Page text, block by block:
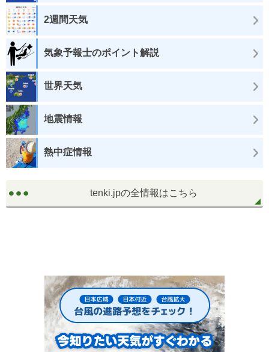
2週間天気
気象予報士のポイント解説
世界天気
地震情報
熱中症情報
tenki.jpの全情報はこちら